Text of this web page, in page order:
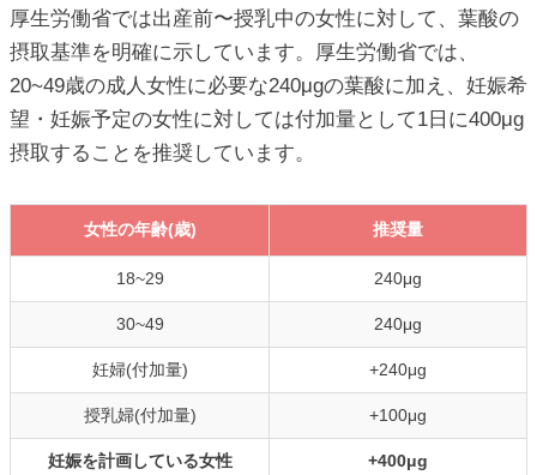
厚生労働省では出産前〜授乳中の女性に対して、葉酸の
摂取基準を明確に示しています。厚生労働省では、
20~49歳の成人女性に必要な240μgの葉酸に加え、妊娠希
望・妊娠予定の女性に対しては付加量として1日に400μg
摂取することを推奨しています。
女性の年齢(歳) 推奨量
18~29 240μg
30~49 240μg
妊婦(付加量) +240μg
授乳婦(付加量) +100μg
妊娠を計画している女性
+400μg